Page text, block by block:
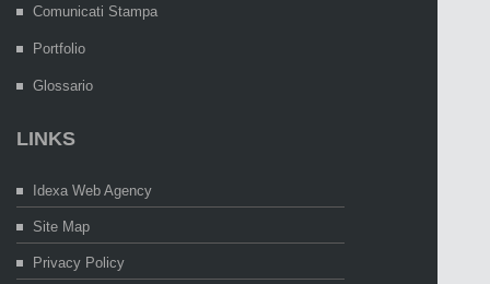
Comunicati Stampa
Portfolio
Glossario
LINKS
Idexa Web Agency
Site Map
Privacy Policy